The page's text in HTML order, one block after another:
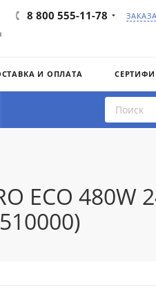
8 800 555-11-78
И ОПЛАТА
ECO